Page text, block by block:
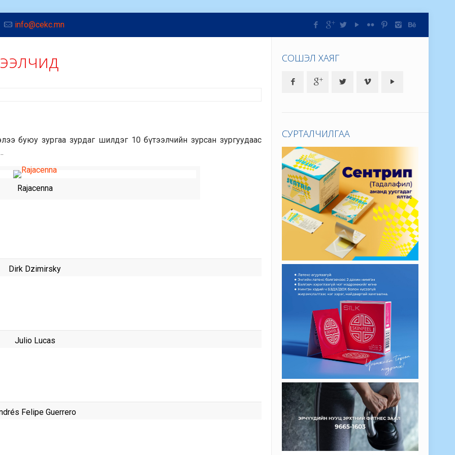
info@cekc.mn
буюу зургаа зурдаг шилдэг 10 бүтээлчийн зурсан зургуудаас
Rajacenna
Dirk Dzimirsky
Julio Lucas
Felipe Guerrero
СОШЭЛ ХАЯГ
СУРТАЛЧИЛГАА